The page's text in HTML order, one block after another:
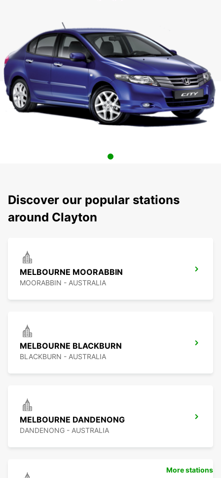
Discover our popular stations
around Clayton
MELBOURNE MOORABBIN
MOORABBIN - AUSTRALIA
MELBOURNE BLACKBURN
BLACKBURN - AUSTRALIA
MELBOURNE DANDENONG
DANDENONG - AUSTRALIA
More stations